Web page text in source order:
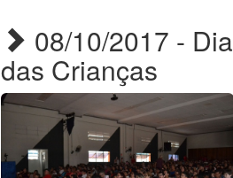
08/10/2017 - Dia
das Crianças